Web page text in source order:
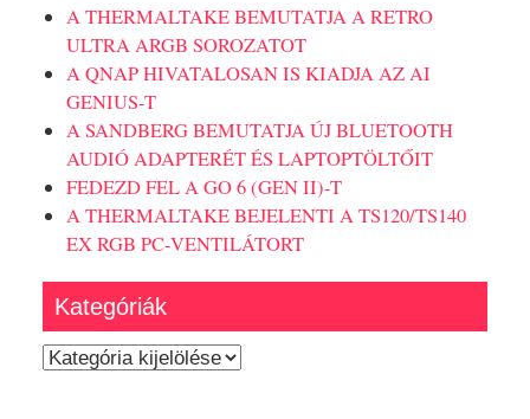
A THERMALTAKE BEMUTATJA A RETRO
ULTRA ARGB SOROZATOT
A QNAP HIVATALOSAN IS KIADJA AZ AI
GENIUS-T
A SANDBERG BEMUTATJA ÚJ BLUETOOTH
AUDIÓ ADAPTERÉT ÉS LAPTOPTÖLTŐIT
FEDEZD FEL A GO 6 (GEN II)-T
A THERMALTAKE BEJELENTI A TS120/TS140
EX RGB PC-VENTILÁTORT
Kategóriák
Kategóriák